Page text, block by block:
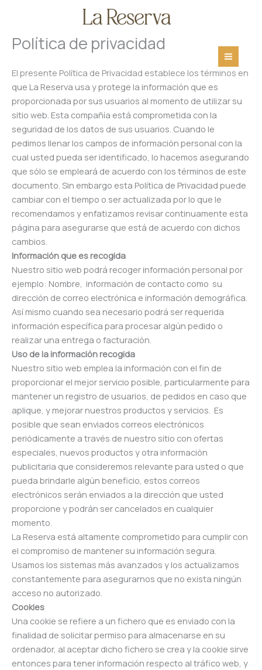
contenido
Política de privacidad
El presente Política de Privacidad establece los términos en
que La Reserva usa y protege la información que es
proporcionada por sus usuarios al momento de utilizar su
sitio web. Esta compañía está comprometida con la
seguridad de los datos de sus usuarios. Cuando le
pedimos llenar los campos de información personal con la
cual usted pueda ser identificado, lo hacemos asegurando
que sólo se empleará de acuerdo con los términos de este
documento. Sin embargo esta Política de Privacidad puede
cambiar con el tiempo o ser actualizada por lo que le
recomendamos y enfatizamos revisar continuamente esta
página para asegurarse que está de acuerdo con dichos
cambios.
Información que es recogida
Nuestro sitio web podrá recoger información personal por
ejemplo: Nombre, información de contacto como su
dirección de correo electrónica e información demográfica.
Así mismo cuando sea necesario podrá ser requerida
información específica para procesar algún pedido o
realizar una entrega o facturación.
Uso de la información recogida
Nuestro sitio web emplea la información con el fin de
proporcionar el mejor servicio posible, particularmente para
mantener un registro de usuarios, de pedidos en caso que
aplique, y mejorar nuestros productos y servicios. Es
posible que sean enviados correos electrónicos
periódicamente a través de nuestro sitio con ofertas
especiales, nuevos productos y otra información
publicitaria que consideremos relevante para usted o que
pueda brindarle algún beneficio, estos correos
electrónicos serán enviados a la dirección que usted
proporcione y podrán ser cancelados en cualquier
momento.
La Reserva está altamente comprometido para cumplir con
el compromiso de mantener su información segura.
Usamos los sistemas más avanzados y los actualizamos
constantemente para asegurarnos que no exista ningún
acceso no autorizado.
Cookies
Una cookie se refiere a un fichero que es enviado con la
finalidad de solicitar permiso para almacenarse en su
ordenador, al aceptar dicho fichero se crea y la cookie sirve
entonces para tener información respecto al tráfico web, y